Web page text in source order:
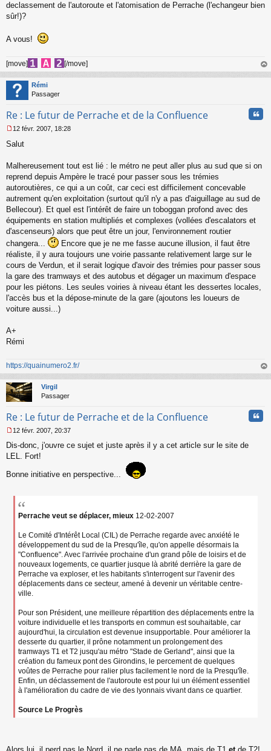
declassement de l'autoroute et l'atomisation de Perrache (l'echangeur bien
sûr!)?
A vous!
[move] [/move]
au
Rémi
Passager
Re : Le futur de Perrache et de la Confluence
e
g
e
n
o
l
u
12 févr. 2007, 18:28
Salut
Malhereusement tout est lié : le métro ne peut aller plus au sud que si on
reprend depuis Ampère le tracé pour passer sous les trémies
autoroutières, ce qui a un coût, car ceci est difficilement concevable
autrement qu'en exploitation (surtout qu'il n'y a pas d'aiguillage au sud de
Bellecour). Et quel est l'intérêt de faire un toboggan profond avec des
équipements en station multipliés et complexes (vollées d'escalators et
d'ascenseurs) alors que peut être un jour, l'environnement routier
changera...
Encore que je ne me fasse aucune illusion, il faut être
réaliste, il y aura toujours une voirie passante relativement large sur le
cours de Verdun, et il serait logique d'avoir des trémies pour passer sous
la gare des tramways et des autobus et dégager un maximum d'espace
pour les piétons. Les seules voiries à niveau étant les dessertes locales,
l'accès bus et la dépose-minute de la gare (ajoutons les loueurs de
voiture aussi...)
A+
Rémi
https://quainumero2.fr/
au
Virgil
Passager
Re : Le futur de Perrache et de la Confluence
e
s
a
12 févr. 2007, 20:37
Dis-donc, j'ouvre ce sujet et juste après il y a cet article sur le site de
LEL. Fort!
Bonne initiative en perspective...
Perrache veut se déplacer, mieux 12-02-2007
Le Comité d'Intérêt Local (CIL) de Perrache regarde avec anxiété le
développement du sud de la Presqu'île, qu'on appelle désormais la
"Confluence". Avec l'arrivée prochaine d'un grand pôle de loisirs et de
nouveaux logements, ce quartier jusque là abrité derrière la gare de
Perrache va exploser, et les habitants s'interrogent sur l'avenir des
déplacements dans ce secteur, amené à devenir un véritable centre-
ville.
Pour son Président, une meilleure répartition des déplacements entre la
voiture individuelle et les transports en commun est souhaitable, car
aujourd'hui, la circulation est devenue insupportable. Pour améliorer la
desserte du quartier, il prône notamment un prolongement des
tramways T1 et T2 jusqu'au métro "Stade de Gerland", ainsi que la
création du fameux pont des Girondins, le percement de quelques
voûtes de Perrache pour ralier plus facilement le nord de la Presqu'île.
Enfin, un déclassement de l'autoroute est pour lui un élément essentiel
à l'amélioration du cadre de vie des lyonnais vivant dans ce quartier.
Source Le Progrès